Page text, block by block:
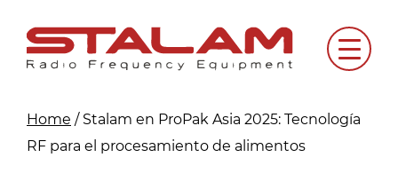
content
Menu
Home / Stalam en ProPak Asia 2025: Tecnología
RF para el procesamiento de alimentos